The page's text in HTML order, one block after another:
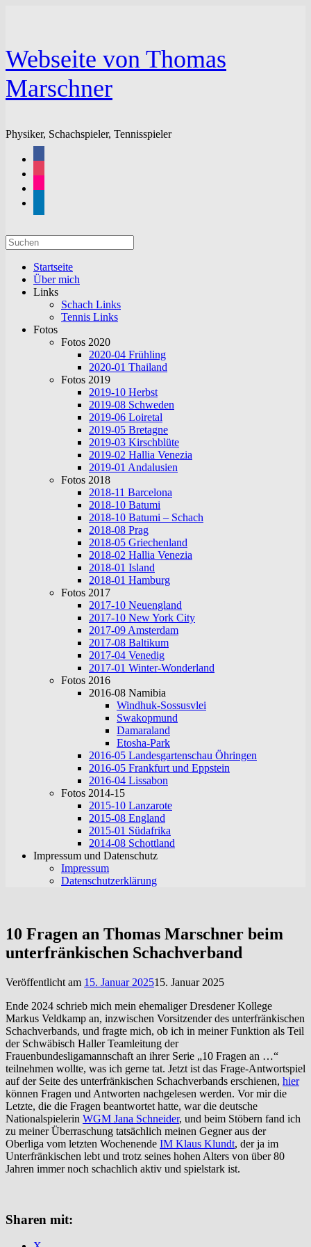
Webseite von Thomas
Marschner
Physiker, Schachspieler, Tennisspieler
Suchen
nach:
Startseite
Über mich
Links
Schach Links
Tennis Links
Fotos
Fotos 2020
2020-04 Frühling
2020-01 Thailand
Fotos 2019
2019-10 Herbst
2019-08 Schweden
2019-06 Loiretal
2019-05 Bretagne
2019-03 Kirschblüte
2019-02 Hallia Venezia
2019-01 Andalusien
Fotos 2018
2018-11 Barcelona
2018-10 Batumi
2018-10 Batumi – Schach
2018-08 Prag
2018-05 Griechenland
2018-02 Hallia Venezia
2018-01 Island
2018-01 Hamburg
Fotos 2017
2017-10 Neuengland
2017-10 New York City
2017-09 Amsterdam
2017-08 Baltikum
2017-04 Venedig
2017-01 Winter-Wonderland
Fotos 2016
2016-08 Namibia
Windhuk-Sossusvlei
Swakopmund
Damaraland
Etosha-Park
2016-05 Landesgartenschau Öhringen
2016-05 Frankfurt und Eppstein
2016-04 Lissabon
Fotos 2014-15
2015-10 Lanzarote
2015-08 England
2015-01 Südafrika
2014-08 Schottland
Impressum und Datenschutz
Impressum
Datenschutzerklärung
10 Fragen an Thomas Marschner beim
unterfränkischen Schachverband
Veröffentlicht am 15. Januar 202515. Januar 2025
Ende 2024 schrieb mich mein ehemaliger Dresdener Kollege
Markus Veldkamp an, inzwischen Vorsitzender des unterfränkischen
Schachverbands, und fragte mich, ob ich in meiner Funktion als Teil
der Schwäbisch Haller Teamleitung der
Frauenbundesligamannschaft an ihrer Serie „10 Fragen an …“
teilnehmen wollte, was ich gerne tat. Jetzt ist das Frage-Antwortspiel
auf der Seite des unterfränkischen Schachverbands erschienen, hier
können Fragen und Antworten nachgelesen werden. Vor mir die
Letzte, die die Fragen beantwortet hatte, war die deutsche
Nationalspielerin WGM Jana Schneider, und beim Stöbern fand ich
zu meiner Überraschung tatsächlich meinen Gegner aus der
Oberliga vom letzten Wochenende IM Klaus Klundt, der ja im
Unterfränkischen lebt und trotz seines hohen Alters von über 80
Jahren immer noch schachlich aktiv und spielstark ist.
Sharen mit: